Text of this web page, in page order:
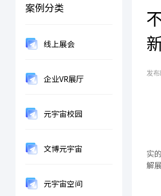
案例分类
线上展会
企业VR展厅
元宇宙校园
文博元宇宙
元宇宙空间
发
实
解